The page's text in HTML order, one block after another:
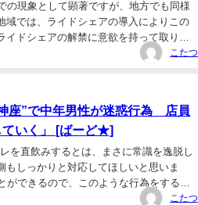
の現象として顕著ですが、地方でも同様
域では、ライドシェアの導入によりこの
ドシェアの解禁に意欲を持って取り組
こたつ
座”で中年男性が迷惑行為 店員
いく」 [ばーど★]
を直飲みするとは、まさに常識を逸脱し
しっかりと対応してほしいと思いま
できるので、このような行為をする人
こたつ